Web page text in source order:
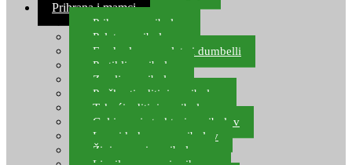
Prihrana i mamci
Prihrana za ribolov
Pelete za ribolov
Feeder lovne pelete i dumbelli
Partikli za ribolov
Zemlja za ribolov
Praškasti aditivi za ribolov
Tekući aditivi za ribolov
Gel i sprej atraktori za ribolov
Lovni kukuruz za ribolov
Živi mamci za ribolov